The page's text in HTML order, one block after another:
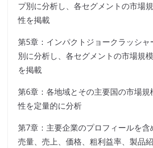
プ別に分析し、各セグメントの市場
性を掲載
第5章：インパクトジョークラッシャ
別に分析し、各セグメントの市場規
を掲載
第6章：各地域とその主要国の市場規
性を定量的に分析
第7章：主要企業のプロフィールを含
売量、売上、価格、粗利益率、製品